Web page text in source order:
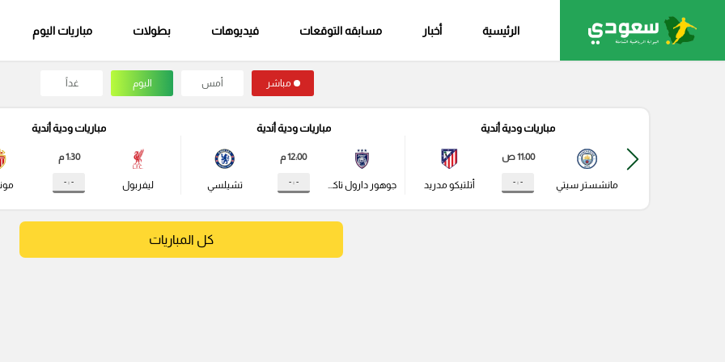
الرئيسية أخبار مسابقه التوقعات فيديوهات بطولات مباريات اليوم
مباشر أمس اليوم غداً
مباريات ودية أندية
مانشستر سيتي
11:00 ص
- : - أتلتيكو مدريد
مباريات ودية أندية
جوهور دارول تاكزيم
12:00 م
- : - تشيلسي
مباريات ودية أندية
ليفربول
1:30 م
- : -
كل المباريات